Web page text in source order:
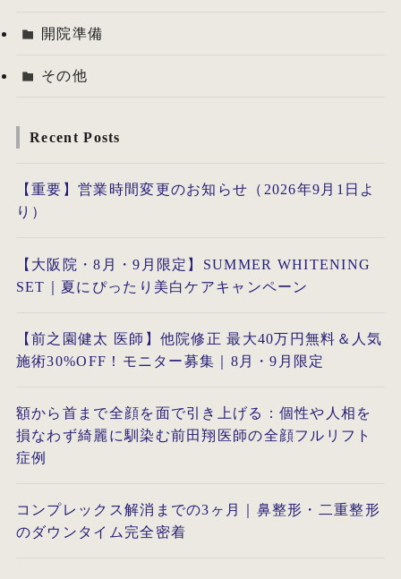
開院準備
その他
Recent Posts
【重要】営業時間変更のお知らせ（2026年9月1日よ
り）
【大阪院・8月・9月限定】SUMMER WHITENING
SET｜夏にぴったり美白ケアキャンペーン
【前之園健太 医師】他院修正 最大40万円無料＆人気
施術30%OFF！モニター募集｜8月・9月限定
額から首まで全顔を面で引き上げる：個性や人相を
損なわず綺麗に馴染む前田翔医師の全顔フルリフト
症例
コンプレックス解消までの3ヶ月｜鼻整形・二重整形
のダウンタイム完全密着